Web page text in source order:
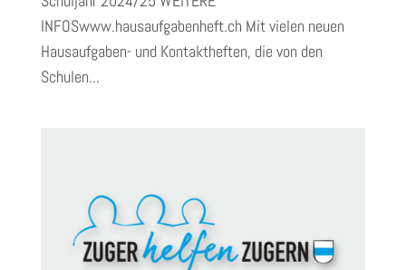
INFOSwww.hausaufgabenheft.ch Mit vielen neuen
Hausaufgaben- und Kontaktheften, die von den
Schulen...